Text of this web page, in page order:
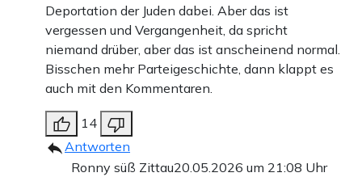
Deportation der Juden dabei. Aber das ist
vergessen und Vergangenheit, da spricht
niemand drüber, aber das ist anscheinend normal.
Bisschen mehr Parteigeschichte, dann klappt es
auch mit den Kommentaren.
14
Antworten
Ronny süß Zittau20.05.2026 um 21:08 Uhr